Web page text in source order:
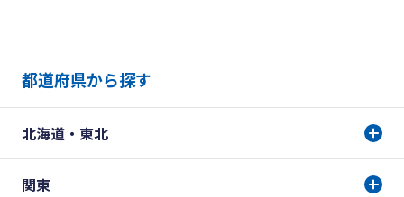
都道府県から探す
北海道・東北
関東